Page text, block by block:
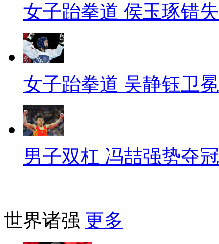
女子跆拳道 侯玉琢错
女子跆拳道 吴静钰卫冕
男子双杠 冯喆强势夺冠
世界诸强 更多